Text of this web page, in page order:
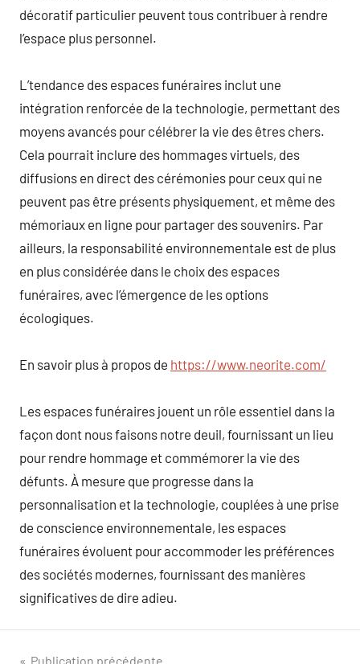
décoratif particulier peuvent tous contribuer à rendre
l’espace plus personnel.
L’tendance des espaces funéraires inclut une
intégration renforcée de la technologie, permettant des
moyens avancés pour célébrer la vie des êtres chers.
Cela pourrait inclure des hommages virtuels, des
diffusions en direct des cérémonies pour ceux qui ne
peuvent pas être présents physiquement, et même des
mémoriaux en ligne pour partager des souvenirs. Par
ailleurs, la responsabilité environnementale est de plus
en plus considérée dans le choix des espaces
funéraires, avec l’émergence de les options
écologiques.
En savoir plus à propos de https://www.neorite.com/
Les espaces funéraires jouent un rôle essentiel dans la
façon dont nous faisons notre deuil, fournissant un lieu
pour rendre hommage et commémorer la vie des
défunts. À mesure que progresse dans la
personnalisation et la technologie, couplées à une prise
de conscience environnementale, les espaces
funéraires évoluent pour accommoder les préférences
des sociétés modernes, fournissant des manières
significatives de dire adieu.
Publication précédente